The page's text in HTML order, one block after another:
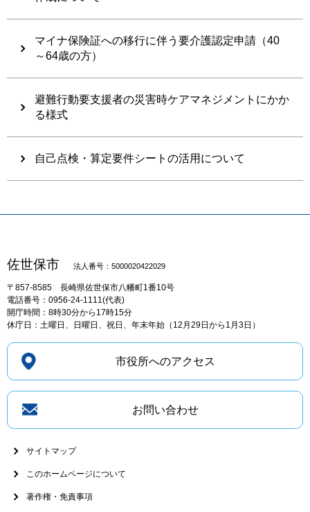
マイナ保険証への移行に伴う要介護認定申請（40
～64歳の方）
避難行動要支援者の災害時ケアマネジメントにかか
る様式
自己点検・算定要件シートの活用について
佐世保市 法人番号：5000020422029
〒857-8585 長崎県佐世保市八幡町1番10号
電話番号：0956-24-1111(代表)
開庁時間：8時30分から17時15分
休庁日：土曜日、日曜日、祝日、年末年始（12月29日から1月3日）
市役所へのアクセス
お問い合わせ
サイトマップ
このホームページについて
著作権・免責事項